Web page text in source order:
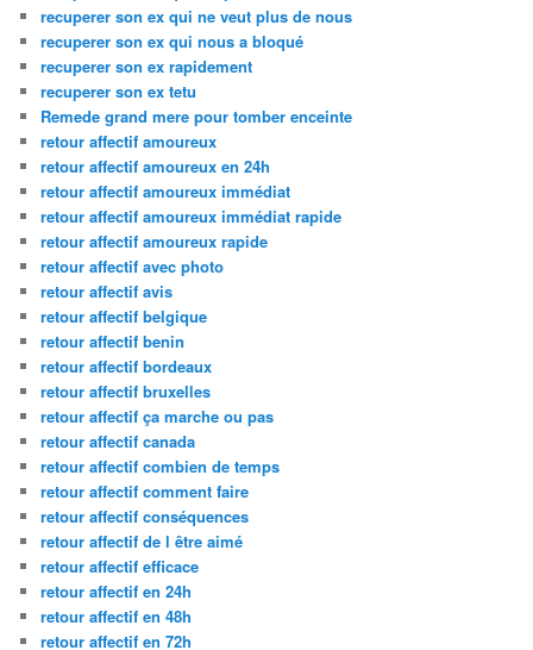
recuperer son ex qui ne veut plus de nous
recuperer son ex qui nous a bloqué
recuperer son ex rapidement
recuperer son ex tetu
Remede grand mere pour tomber enceinte
retour affectif amoureux
retour affectif amoureux en 24h
retour affectif amoureux immédiat
retour affectif amoureux immédiat rapide
retour affectif amoureux rapide
retour affectif avec photo
retour affectif avis
retour affectif belgique
retour affectif benin
retour affectif bordeaux
retour affectif bruxelles
retour affectif ça marche ou pas
retour affectif canada
retour affectif combien de temps
retour affectif comment faire
retour affectif conséquences
retour affectif de l être aimé
retour affectif efficace
retour affectif en 24h
retour affectif en 48h
retour affectif en 72h